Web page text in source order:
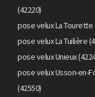
(42220)
pose velux La Tourette
pose velux La Tuilière
pose velux Unieux
pose velux Usson-en-
(42550)